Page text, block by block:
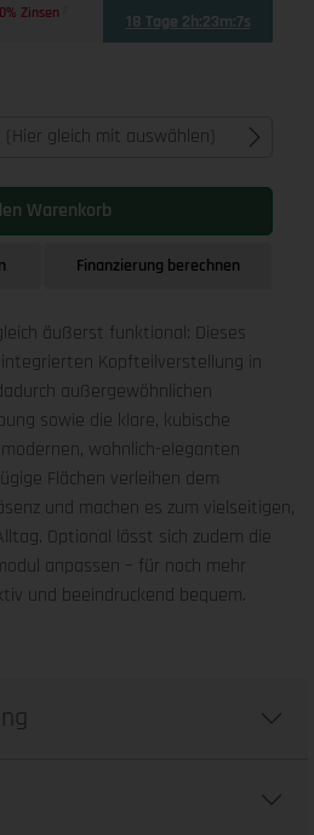
0% Zinsen 18 Tage 2h:23m:6s
(Hier gleich mit auswählen)
Warenkorb
Finanzierung berechnen
äußerst funktional: Dieses
Kopfteilverstellung in
außergewöhnlichen
sowie die klare, kubische
wohnlich-eleganten
Flächen verleihen dem
und machen es zum vielseitigen,
Optional lässt sich zudem die
anpassen – für noch mehr
und beeindruckend bequem.